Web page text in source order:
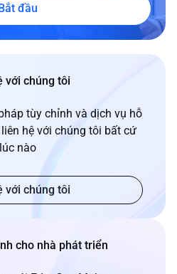
Bắt đầu
với chúng tôi
tùy chỉnh và dịch vụ hỗ
hệ với chúng tôi bất cứ
lúc nào
với chúng tôi
cho nhà phát triển